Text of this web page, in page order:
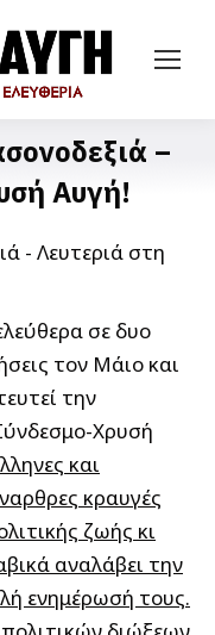
–
Αυγή!
σε δυο
τον Μάιο και
την
Χρυσή
και
κραυγές
ζωής κι
αναλάβει την
ενημέρωσή τους.